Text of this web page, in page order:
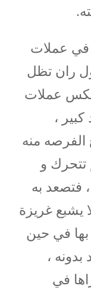
في عملات
ران تظل
عكس عملات
،
الفرصه منه
تتحرك و
فتصعد به
يشبع غريزة
في حين
،
في